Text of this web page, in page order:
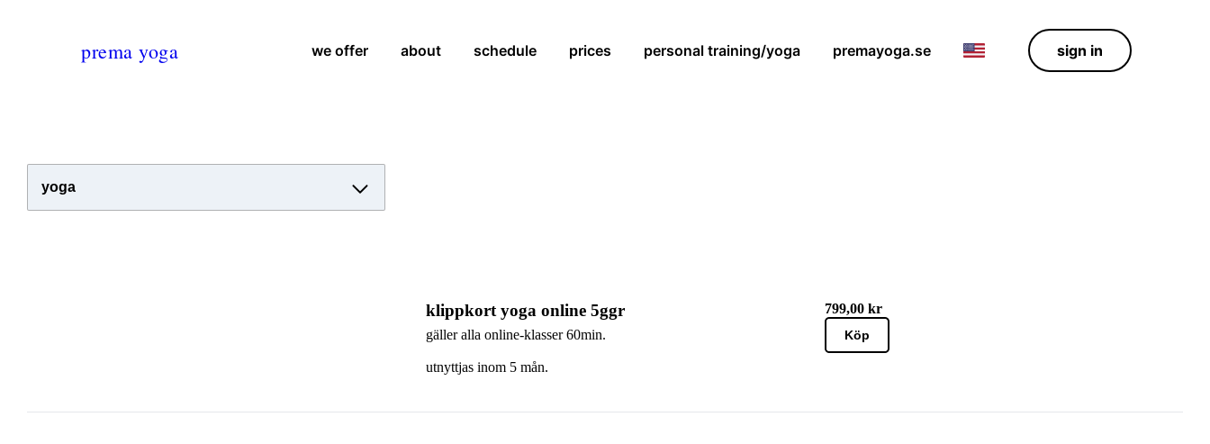
prema yoga we offer about schedule prices personal training/yoga premayoga.se sign in
klippkort yoga online 5ggr
gäller alla online-klasser 60min.
utnyttjas inom 5 mån.
799,00 kr
Köp